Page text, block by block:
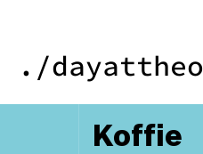
./
09:00 - 10:00
Koffie